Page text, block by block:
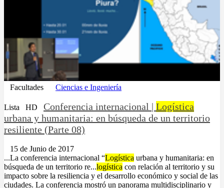
Facultades Ciencias e Ingeniería
Lista HD Conferencia internacional | Logística
urbana y humanitaria: en búsqueda de un territorio
resiliente (Parte 08)
15 de Junio de 2017
...La conferencia internacional “Logística urbana y humanitaria: en
búsqueda de un territorio re...logística con relación al territorio y su
impacto sobre la resiliencia y el desarrollo económico y social de las
ciudades. La conferencia mostró un panorama multidisciplinario y